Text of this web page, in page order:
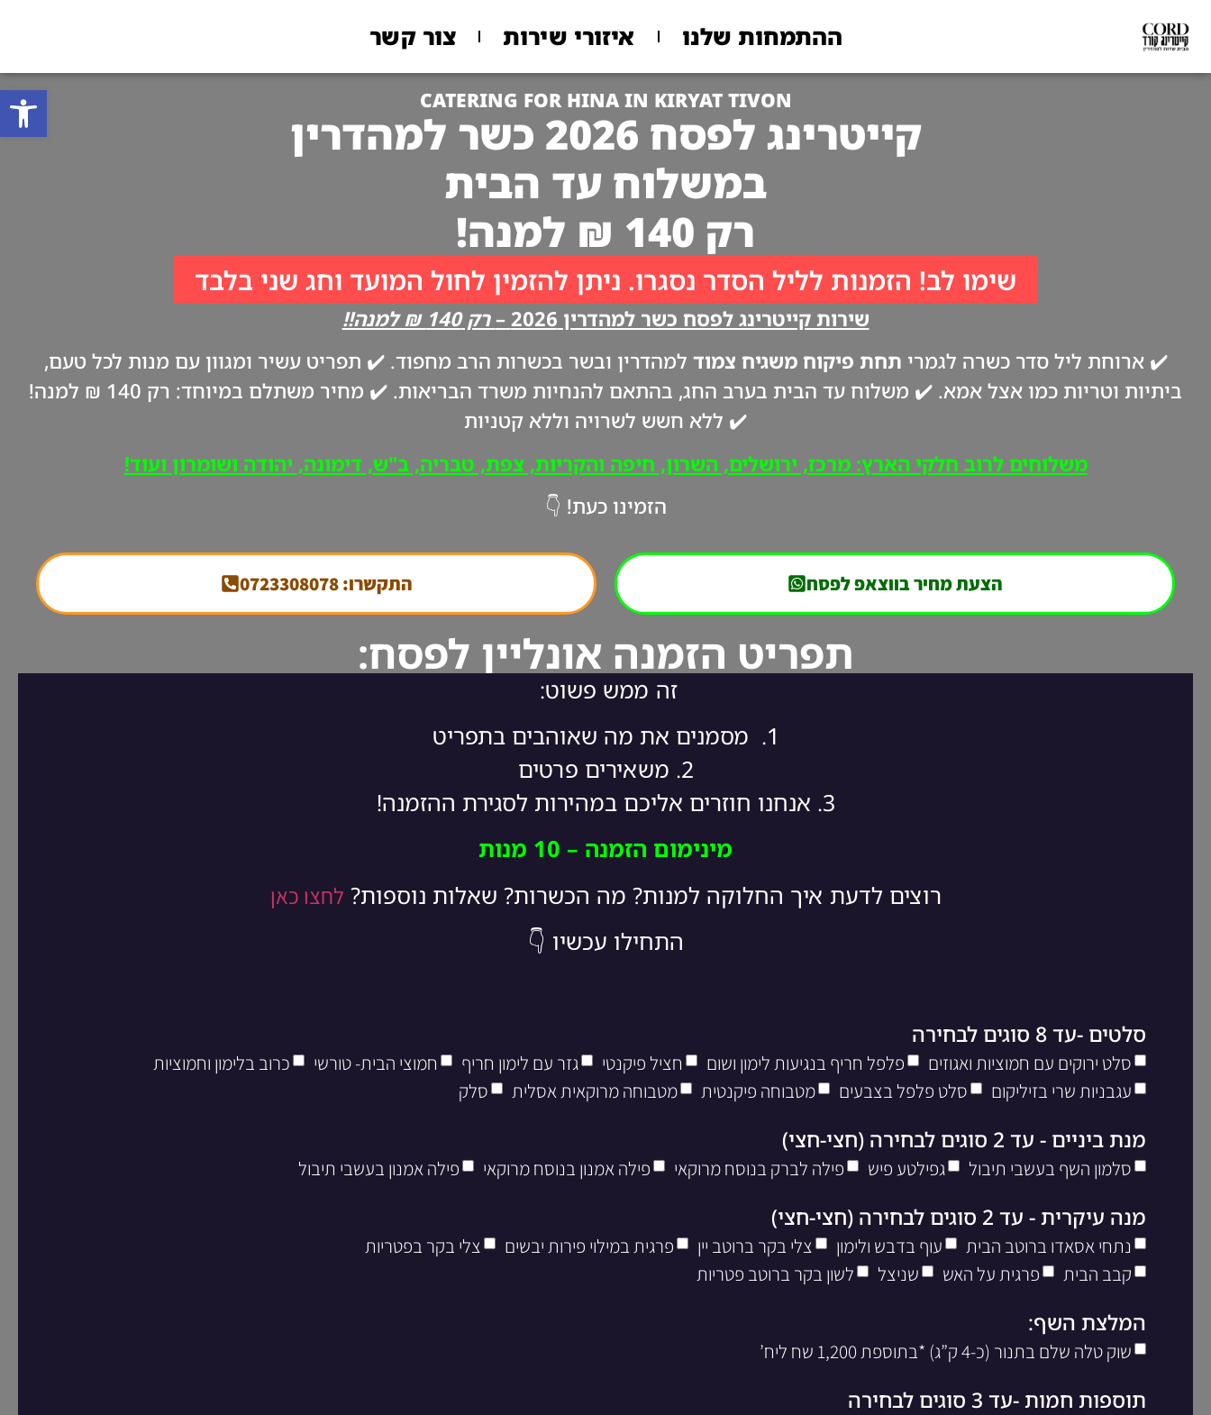
ההתמחות שלנו איזורי שירות צור קשר
CATERING FOR HINA IN KIRYAT TIVON
קייטרינג לפסח 2026 כשר למהדרין
במשלוח עד הבית
רק 140 ₪ למנה!
שימו לב! הזמנות לליל הסדר נסגרו. ניתן להזמין לחול המועד וחג שני בלבד
שירות קייטרינג לפסח כשר למהדרין 2026 –
רק 140 ₪ למנה!!
✔️ ארוחת ליל סדר כשרה לגמרי תחת פיקוח משגיח צמוד למהדרין ובשר בכשרות הרב מחפוד. ✔️ תפריט עשיר ומגוון עם מנות לכל טעם,
ביתיות וטריות כמו אצל אמא. ✔️ משלוח עד הבית בערב החג, בהתאם להנחיות משרד הבריאות. ✔️ מחיר משתלם במיוחד: רק 140 ₪ למנה!
✔️ ללא חשש לשרויה וללא קטניות
משלוחים לרוב חלקי הארץ: מרכז, ירושלים, השרון, חיפה והקריות, צפת, טבריה, ב"ש, דימונה, יהודה ושומרון ועוד!
הזמינו כעת! 👇
הצעת מחיר בווצאפ לפסח התקשרו: 0723308078
תפריט הזמנה אונליין לפסח:
זה ממש פשוט:
1.
מסמנים את מה שאוהבים בתפריט
2. משאירים פרטים
3. אנחנו חוזרים אליכם במהירות לסגירת ההזמנה!
מינימום הזמנה – 10 מנות
רוצים לדעת איך החלוקה למנות? מה הכשרות? שאלות נוספות? לחצו כאן
התחילו עכשיו 👇
סלטים -עד 8 סוגים לבחירה
סלט ירוקים עם חמוציות ואגוזים פלפל חריף בנגיעות לימון ושום חציל פיקנטי גזר עם לימון חריף חמוצי הבית- טורשי
כרוב בלימון וחמוציות
עגבניות שרי בזיליקום
סלט פלפל בצבעים מטבוחה פיקנטית מטבוחה מרוקאית אסלית סלק
מנת ביניים - עד 2 סוגים לבחירה (חצי-חצי)
סלמון השף בעשבי תיבול גפילטע פיש פילה לברק בנוסח מרוקאי פילה אמנון בנוסח מרוקאי פילה אמנון בעשבי תיבול
מנה עיקרית - עד 2 סוגים לבחירה (חצי-חצי)
נתחי אסאדו ברוטב הבית עוף בדבש ולימון צלי בקר ברוטב יין פרגית במילוי פירות יבשים
צלי בקר בפטריות
קבב הבית
פרגית על האש שניצל לשון בקר ברוטב פטריות
המלצת השף:
שוק טלה שלם בתנור (כ-4 ק”ג) *בתוספת 1,200 שח ליח’
תוספות חמות -עד 3 סוגים לבחירה
פתח